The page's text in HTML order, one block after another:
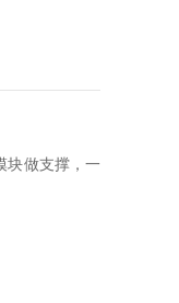
块做支撑，一